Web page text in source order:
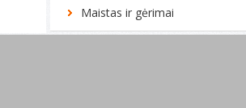
Maistas ir gėrimai